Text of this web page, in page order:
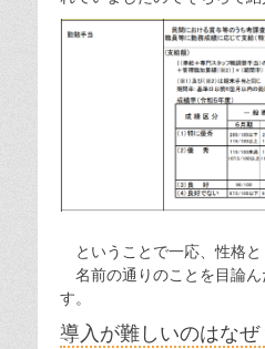
ということで一応、性格と
名前の通りのことを目論
す。
導入が難しいのはなぜ